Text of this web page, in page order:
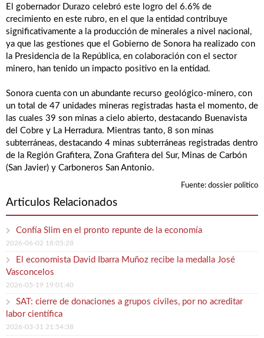
El gobernador Durazo celebró este logro del 6.6% de
crecimiento en este rubro, en el que la entidad contribuye
significativamente a la producción de minerales a nivel nacional,
ya que las gestiones que el Gobierno de Sonora ha realizado con
la Presidencia de la República, en colaboración con el sector
minero, han tenido un impacto positivo en la entidad.
Sonora cuenta con un abundante recurso geológico-minero, con
un total de 47 unidades mineras registradas hasta el momento, de
las cuales 39 son minas a cielo abierto, destacando Buenavista
del Cobre y La Herradura. Mientras tanto, 8 son minas
subterráneas, destacando 4 minas subterráneas registradas dentro
de la Región Grafitera, Zona Grafitera del Sur, Minas de Carbón
(San Javier) y Carboneros San Antonio.
Fuente: dossier politico
Articulos Relacionados
Confía Slim en el pronto repunte de la economía
2026-06-02 18:05:28
El economista David Ibarra Muñoz recibe la medalla José
Vasconcelos
2026-05-19 19:01:40
SAT: cierre de donaciones a grupos civiles, por no acreditar
labor científica
2026-03-31 21:54:38